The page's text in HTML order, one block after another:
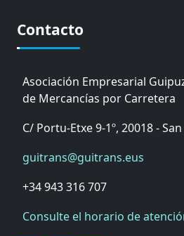
Contacto
Asociación Empresarial
de Mercancías por Carretera
C/ Portu-Etxe 9-1º, 20018 -
guitrans@guitrans.eus
+34 943 316 707
Consulte el horario de